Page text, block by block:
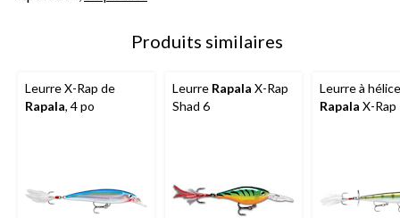
Produits similaires
Leurre X-Rap de
Rapala, 4 po
Leurre Rapala X-Rap
Shad 6
Leurre à
Rapala X-Rap